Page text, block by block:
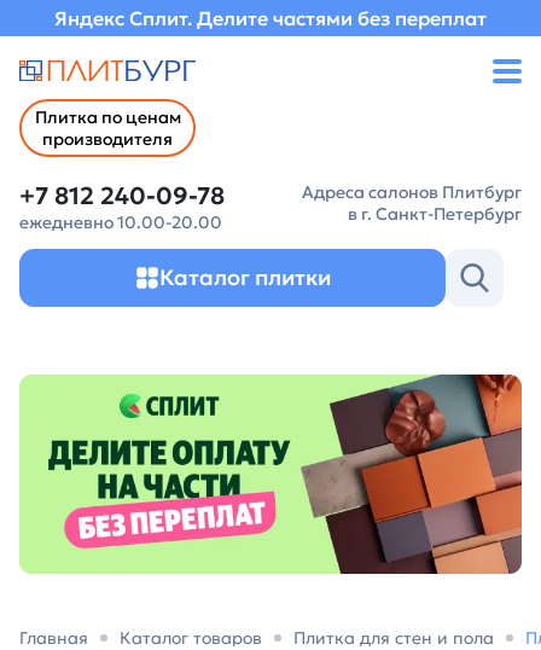
Яндекс Сплит. Делите частями без переплат
Плитка по ценам
производителя
+7 812 240-09-78
ежедневно 10.00-20.00
Адреса салонов Плитбург
в г. Санкт-Петербург
Каталог плитки
Главная Каталог товаров Плитка для стен и пола